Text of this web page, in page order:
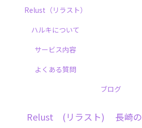
Relust (リラスト) 長崎の
Relust（リラスト）
ハルキについて
サービス内容
よくある質問
ブログ